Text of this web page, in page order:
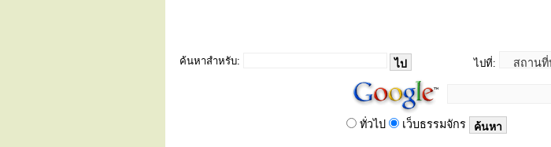
ค้นหาสำหรับ: ไปที่:
ทั่วไป เว็บธรรมจักร